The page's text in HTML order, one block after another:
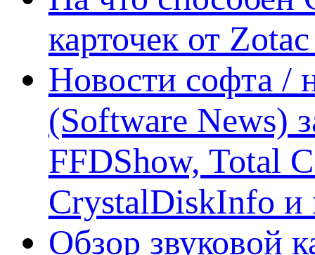
карточек от
Новости софта /
(Software News)
FFDShow, Total
CrystalDiskInfo и
Обзор звуковой